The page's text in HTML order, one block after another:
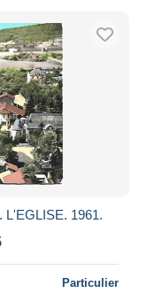
L'EGLISE. 1961.
Particulier